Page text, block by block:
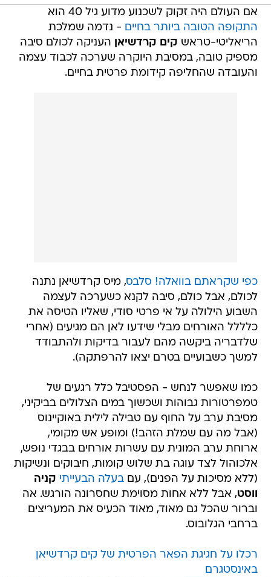
אם העולם היה זקוק לשכנוע מדוע גיל 40 הוא
התקופה הטובה ביותר בחיים - נדמה שמלכת
הריאליטי-טראש קים קרדשיאן העניקה לכולם סיבה
מספיק טובה, במסיבת היוקרה שערכה לכבוד עצמה
והעובדה שהחליפה קידומת פרטית בחיים.
כפי שקראתם בוואלה! סלבס, מיס קרדשיאן נתנה
לכולם, אבל כולם, סיבה לקנא כשערכה לעצמה
השבוע הילולה על אי פרטי סודי, שאליו הטיסה את
כלללל האורחים מבלי שידעו לאן הם מגיעים (אחרי
שלדבריה ביקשה מהם לעבור בדיקות ולהתבודד
למשך כשבועיים בטרם יצאו להרפתקה).
כמו שאפשר לנחש - הפסטיבל כלל רגעים של
טמפרטורות גבוהות ושכשוך במים הצלולים בביקיני,
מסיבת ערב על החוף עם טבילה לילית באוקיינוס
(אבל מה עם שמלת הזהב!) ומופע אש מקומי,
ארוחת ערב המונית עם עשרות אורחים בבגדי נופש,
אלכוהול לצד עוגה בת שלוש קומות, חיבוקים ונשיקות
(ללא מסיכות על הפנים), עםבעלה הבעייתי קניה
ווסט, אבל ללא אחות מסוימת שחסרונה הורגש. אה
וברור שהכל גם מאוד, מאוד הכעיס את המעריצים
ברחבי הגלובוס.
רכלו על חגיגת הפאר הפרטית של קים קרדשיאן
באינסטגרם